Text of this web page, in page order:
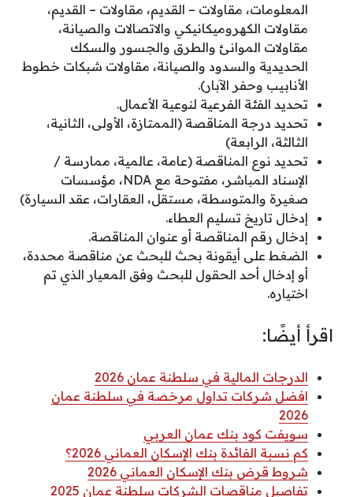
المعلومات، مقاولات – القديم، مقاولات – القديم،
مقاولات الكهروميكانيكي والاتصالات والصيانة،
مقاولات الموانئ والطرق والجسور والسكك
الحديدية والسدود والصيانة، مقاولات شبكات خطوط
الأنابيب وحفر الآبار).
تحديد الفئة الفرعية لنوعية الأعمال.
تحديد درجة المناقصة (الممتازة، الأولى، الثانية،
الثالثة، الرابعة)
تحديد نوع المناقصة (عامة، عالمية، ممارسة /
الإسناد المباشر، مفتوحة مع NDA، مؤسسات
صغيرة والمتوسطة، مستقل، العقارات، عقد السيارة)
إدخال تاريخ تسليم العطاء.
إدخال رقم المناقصة أو عنوان المناقصة.
الضغط على أيقونة بحث للبحث عن مناقصة محددة،
أو إدخال أحد الحقول للبحث وفق المعيار الذي تم
اختياره.
اقرأ أيضًا:
الدرجات المالية في سلطنة عمان 2026
افضل شركات تداول مرخصة في سلطنة عمان
2026
سويفت كود بنك عمان العربي
كم نسبة الفائدة بنك الإسكان العماني 2026؟
شروط قرض بنك الإسكان العماني 2026
تفاصيل مناقصات الشركات سلطنة عمان 2025